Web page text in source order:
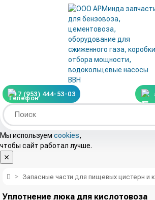
+7 (953) 444-53-03
Мы используем cookies,
чтобы сайт работал лучше.
Запасные части для пищевых цистерн и
Уплотнение люка для кислотовоза